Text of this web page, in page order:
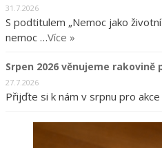
31.7.2026
S podtitulem „Nemoc jako
nemoc …Více »
Srpen 2026 věnujeme rakovině
27.7.2026
Přijďte si k nám v srpnu pro